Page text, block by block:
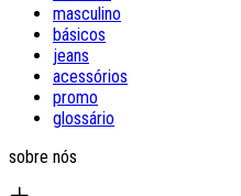
masculino
básicos
jeans
acessórios
promo
glossário
sobre nós